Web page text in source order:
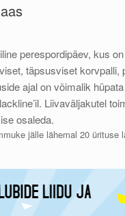
perespordipäev, kus
täpsusviset korvpalli,
ajal on võimalik
Liivaväljakutel
osaleda.
jälle lähemal 20 ürituse